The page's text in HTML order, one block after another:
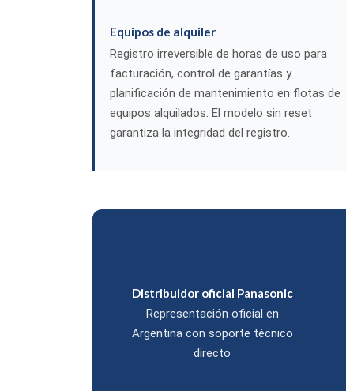
Equipos de alquiler
Registro irreversible de horas de uso para
facturación, control de garantías y
planificación de mantenimiento en flotas de
equipos alquilados. El modelo sin reset
garantiza la integridad del registro.
Distribuidor oficial Panasonic
Representación oficial en
Argentina con soporte técnico
directo